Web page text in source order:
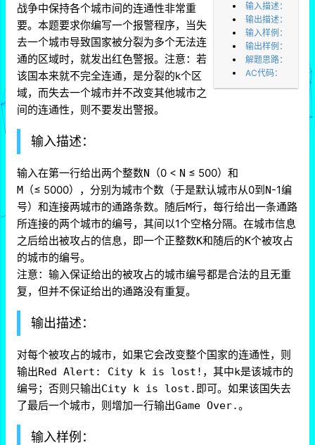
输入描述：
输出描述：
输入样例：
输出样例：
解题思路：
AC代码：
战争中保持各个城市间的连通性非常重
要。本题要求你编写一个报警程序，当失
去一个城市导致国家被分裂为多个无法连
通的区域时，就发出红色警报。注意：若
该国本来就不完全连通，是分裂的k个区
域，而失去一个城市并不改变其他城市之
间的连通性，则不要发出警报。
输入描述：
输入在第一行给出两个整数N （0 < N ≤ 500）和
M （≤ 5000），分别为城市个数（于是默认城市从0到N-1编
号）和连接两城市的通路条数。随后M行，每行给出一条通路
所连接的两个城市的编号，其间以1个空格分隔。在城市信息
之后给出被攻占的信息，即一个正整数K和随后的K个被攻占
的城市的编号。
注意：输入保证给出的被攻占的城市编号都是合法的且无重
复，但并不保证给出的通路没有重复。
输出描述：
对每个被攻占的城市，如果它会改变整个国家的连通性，则
输出Red Alert: City k is lost! ，其中k是该城市的
编号；否则只输出City k is lost. 即可。如果该国失去
了最后一个城市，则增加一行输出Game Over.。
输入样例：